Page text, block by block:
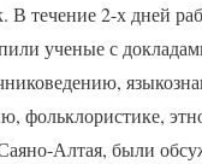
течение 2-х дней
ученые с
фольклористике,
Алтая, были